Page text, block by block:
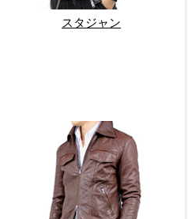
スタジャン